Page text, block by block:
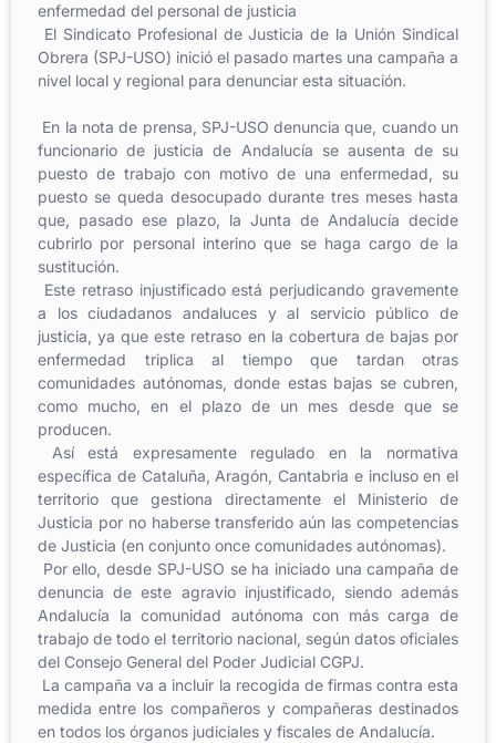
enfermedad del personal de justicia
El Sindicato Profesional de Justicia de la Unión Sindical
Obrera (SPJ-USO) inició el pasado martes una campaña a
nivel local y regional para denunciar esta situación.
En la nota de prensa, SPJ-USO denuncia que, cuando un
funcionario de justicia de Andalucía se ausenta de su
puesto de trabajo con motivo de una enfermedad, su
puesto se queda desocupado durante tres meses hasta
que, pasado ese plazo, la Junta de Andalucía decide
cubrirlo por personal interino que se haga cargo de la
sustitución.
Este retraso injustificado está perjudicando gravemente
a los ciudadanos andaluces y al servicio público de
justicia, ya que este retraso en la cobertura de bajas por
enfermedad triplica al tiempo que tardan otras
comunidades autónomas, donde estas bajas se cubren,
como mucho, en el plazo de un mes desde que se
producen.
Así está expresamente regulado en la normativa
específica de Cataluña, Aragón, Cantabria e incluso en el
territorio que gestiona directamente el Ministerio de
Justicia por no haberse transferido aún las competencias
de Justicia (en conjunto once comunidades autónomas).
Por ello, desde SPJ-USO se ha iniciado una campaña de
denuncia de este agravio injustificado, siendo además
Andalucía la comunidad autónoma con más carga de
trabajo de todo el territorio nacional, según datos oficiales
del Consejo General del Poder Judicial CGPJ.
La campaña va a incluir la recogida de firmas contra esta
medida entre los compañeros y compañeras destinados
en todos los órganos judiciales y fiscales de Andalucía.